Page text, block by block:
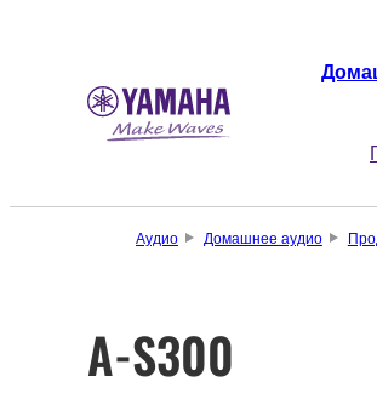
Аудио Домашнее аудио
A-S300